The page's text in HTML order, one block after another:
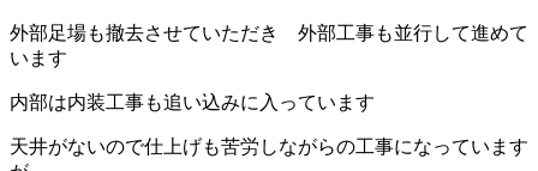
外部足場も撤去させていただき 外部工事も並行して進めて
います
内部は内装工事も追い込みに入っています
天井がないので仕上げも苦労しながらの工事になっています